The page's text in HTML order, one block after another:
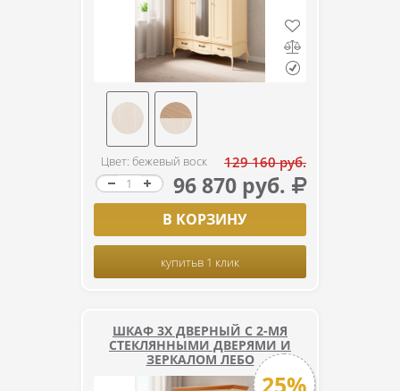
Цвет: бежевый воск 129 160 руб.
96 870 руб.
В КОРЗИНУ
купитьв 1 клик
ШКАФ 3Х ДВЕРНЫЙ С 2-МЯ
СТЕКЛЯННЫМИ ДВЕРЯМИ И
ЗЕРКАЛОМ ЛЕБО
25%